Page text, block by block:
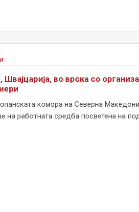
во врска со
комора на Северна
на работната средба посветена на